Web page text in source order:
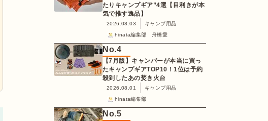
たりキャンプギア”4選【目利きが本
気で推す逸品】
2026.08.03
キャンプ用品
hinata編集部 舟橋愛
No.4
【7月版】キャンパーが本当に買っ
たキャンプギアTOP10！1位は予約
殺到したあの焚き火台
2026.08.01
キャンプ用品
hinata編集部
No.5